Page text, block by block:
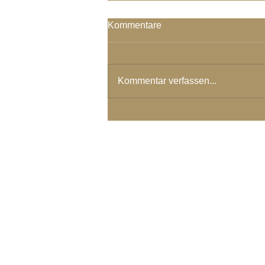
Kommentare
Kommentar verfassen...